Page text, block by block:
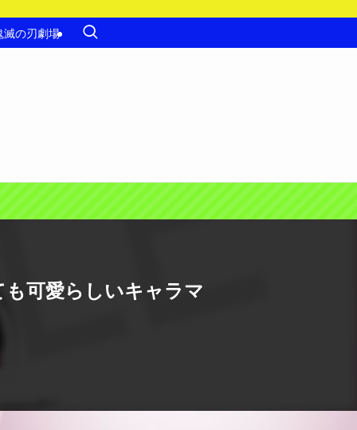
滅の刃劇場
可愛らしいキャラマ